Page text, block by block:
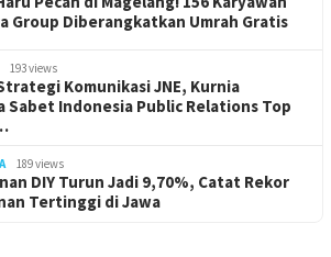
Group Diberangkatkan Umrah Gratis
193 views
Komunikasi JNE, Kurnia
Sabet Indonesia Public Relations Top
189 views
DIY Turun Jadi 9,70%, Catat Rekor
Tertinggi di Jawa